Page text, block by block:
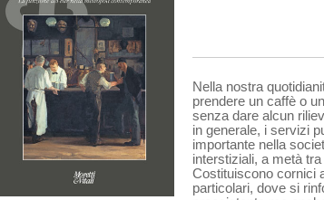
Nella nostra
prendere un caffè o
senza dare alcun
in generale, i servizi
importante nella
interstiziali, a metà
Costituiscono cornici
particolari, dove si